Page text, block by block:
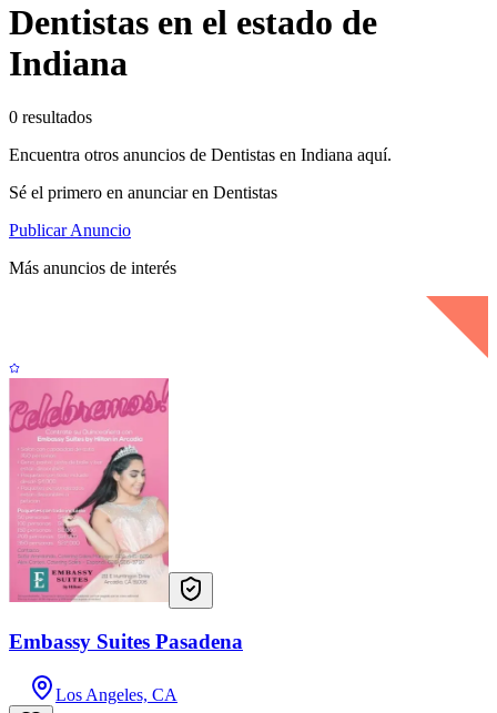
Dentistas en el estado de
Indiana
0 resultados
Encuentra otros anuncios de Dentistas en Indiana aquí.
Sé el primero en anunciar en Dentistas
Publicar Anuncio
Más anuncios de interés
Embassy Suites Pasadena
Los Angeles, CA